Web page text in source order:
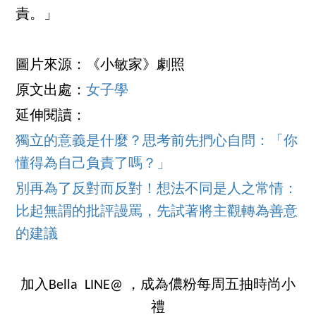
責。」
圖片來源：《小敏家》劇照
原文出處：女子學
延伸閱讀：
獨立的意義是什麼？思考前先捫心自問：「你
懂得為自己負責了嗎？」
別再為了反對而反對！想法不同是人之常情：
比起無謂的批評謾罵，先試著將主觀轉為善意
的建議
加入Bella LINE@ ，成為儂粉每周五抽時尚小
禮